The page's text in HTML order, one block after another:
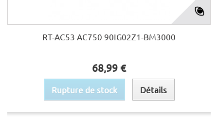
RT-AC53 AC750 90IG02Z1-BM3000
68,99 €
Rupture de stock Détails